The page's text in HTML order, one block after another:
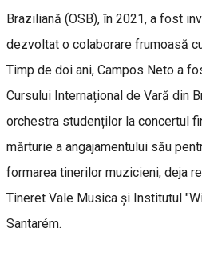
Braziliană (OSB), în 2021, a fost
dezvoltat o colaborare frumoasă
Timp de doi ani, Campos Neto a
Cursului Internațional de Vară din
orchestra studenților la concertul
mărturie a angajamentului său
formarea tinerilor muzicieni, deja
Tineret Vale Musica și Institutul
Santarém.